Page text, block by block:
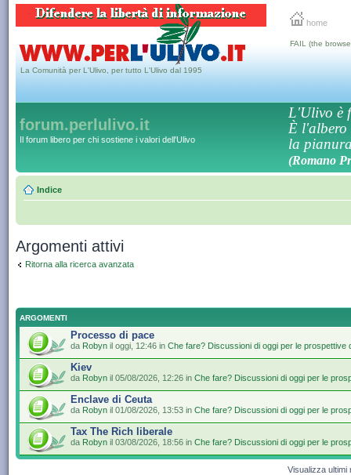
home
La Comunità per L'Ulivo, per tutto L'Ulivo dal 1995
FAIL (the
forum.perlulivo.it
Il forum libero per chi sostiene i valori dell'Ulivo
L'Ulivo è
È l'albero
la
(Romano
Indice
Argomenti attivi
Ritorna alla ricerca avanzata
ARGOMENTI
Processo di pace
da Robyn il oggi, 12:46 in Che fare? Discussioni di oggi per le prospettive
Kiev
da Robyn il 05/08/2026, 12:26 in Che fare? Discussioni di oggi per le
Enclave di Ceuta
da Robyn il 01/08/2026, 13:53 in Che fare? Discussioni di oggi per le
Tax The Rich liberale
da Robyn il 03/08/2026, 18:56 in Che fare? Discussioni di oggi per le
Visualizza